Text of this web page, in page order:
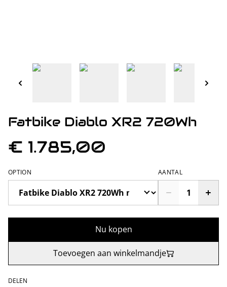
Fatbike Diablo XR2 720Wh
€ 1.785,00
OPTION AANTAL
Nu kopen
Toevoegen aan winkelmandje
DELEN